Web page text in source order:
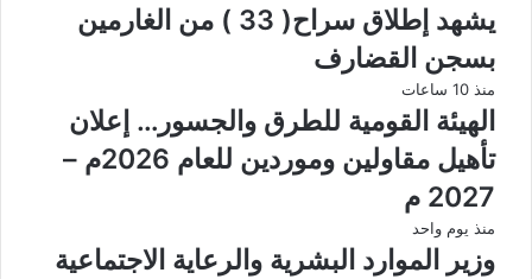
يشهد إطلاق سراح( 33 ) من الغارمين
بسجن القضارف
منذ 10 ساعات
الهيئة القومية للطرق والجسور… إعلان
تأهيل مقاولين وموردين للعام 2026م –
2027 م
منذ يوم واحد
وزير الموارد البشرية والرعاية الاجتماعية